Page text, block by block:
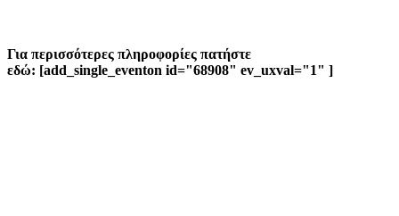
Για περισσότερες πληροφορίες πατήστε
εδώ: [add_single_eventon id="68908" ev_uxval="1" ]